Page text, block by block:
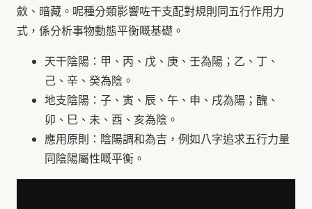
斂、暗藏。呢種分類影響咗干支配對規則同五行作用力
式，係分析事物動態平衡嘅基礎。
天干陰陽：甲、丙、戊、庚、壬為陽；乙、丁、
己、辛、癸為陰。
地支陰陽：子、寅、辰、午、申、戌為陽；醜、
卯、巳、未、酉、亥為陰。
應用原則：陰陽調和為吉，例如八字追求五行力量
同陰陽屬性嘅平衡。